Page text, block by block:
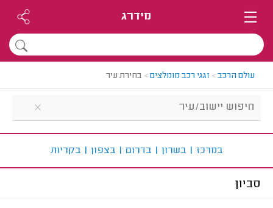
מידרג
עולם הרכב> זגגי רכב מומלצים> בחירת עיר
במרכז | בשרון | בדרום | בצפון | בקריות
סביון